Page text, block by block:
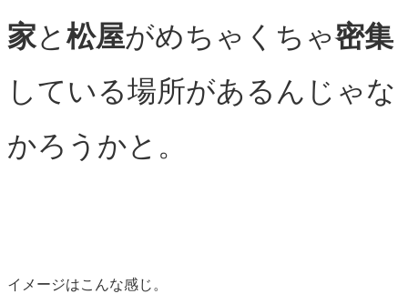
家と 松屋がめちゃくちゃ密集
している場所があるんじゃな
かろうかと。
イメージはこんな感じ。